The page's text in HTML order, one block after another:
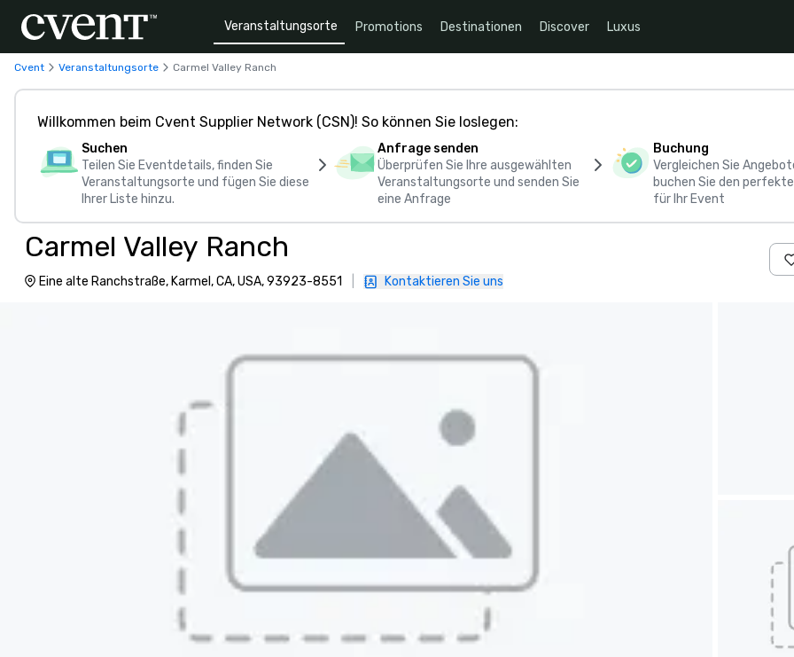
Veranstaltungsorte Promotions Destinationen Discover Luxus
Cvent Veranstaltungsorte Carmel Valley Ranch
Willkommen beim Cvent Supplier Network (CSN)! So können Sie loslegen:
Suchen
Teilen Sie Eventdetails, finden Sie
Veranstaltungsorte und fügen Sie diese
Ihrer Liste hinzu.
Anfrage senden
Überprüfen Sie Ihre ausgewählten
Veranstaltungsorte und senden Sie
eine Anfrage
Buchung
Vergleichen Sie
buchen Sie den
für Ihr Event
Carmel Valley Ranch
Eine alte Ranchstraße, Karmel, CA, USA, 93923-8551 Kontaktieren Sie uns